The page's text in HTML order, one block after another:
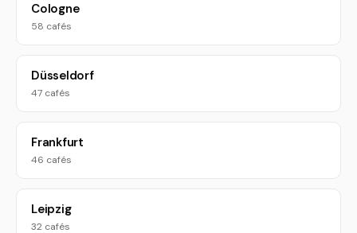
Cologne
58 cafés
Düsseldorf
47 cafés
Frankfurt
46 cafés
Leipzig
32 cafés